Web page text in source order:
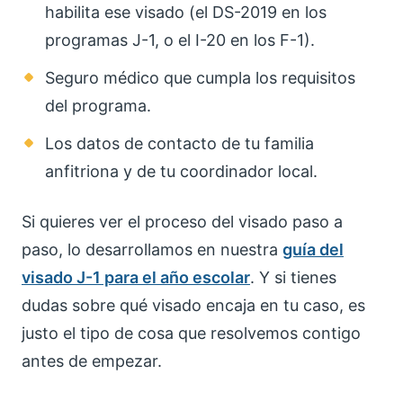
habilita ese visado (el DS-2019 en los
programas J-1, o el I-20 en los F-1).
Seguro médico que cumpla los requisitos
del programa.
Los datos de contacto de tu familia
anfitriona y de tu coordinador local.
Si quieres ver el proceso del visado paso a
paso, lo desarrollamos en nuestra guía del
visado J-1 para el año escolar. Y si tienes
dudas sobre qué visado encaja en tu caso, es
justo el tipo de cosa que resolvemos contigo
antes de empezar.